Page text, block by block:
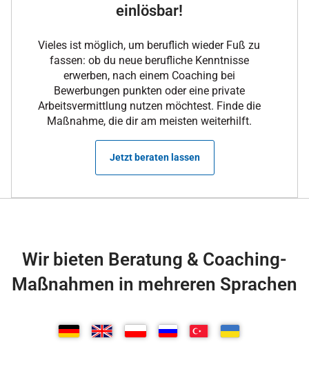
einlösbar!
Vieles ist möglich, um beruflich wieder Fuß zu
fassen: ob du neue berufliche Kenntnisse
erwerben, nach einem Coaching bei
Bewerbungen punkten oder eine private
Arbeitsvermittlung nutzen möchtest. Finde die
Maßnahme, die dir am meisten weiterhilft.
Jetzt beraten lassen
Wir bieten Beratung & Coaching-
Maßnahmen in mehreren Sprachen